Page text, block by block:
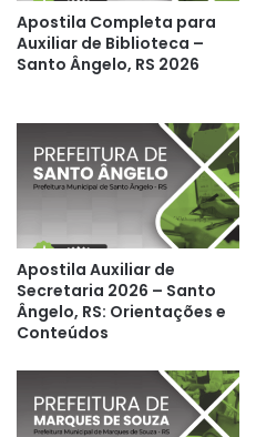
Apostila Completa para
Auxiliar de Biblioteca –
Santo Ângelo, RS 2026
Apostila Auxiliar de
Secretaria 2026 – Santo
Ângelo, RS: Orientações e
Conteúdos